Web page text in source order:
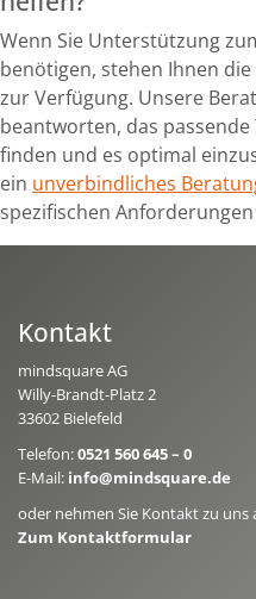
Wenn Sie Unterstützung
benötigen, stehen Ihnen
zur Verfügung. Unsere
beantworten, das
finden und es optimal
ein unverbindliches
spezifischen
Kontakt
mindsquare AG
Willy-Brandt-Platz 2
33602 Bielefeld
Telefon:0521 560 645 – 0
E-Mail: info@mindsquare.de
oder nehmen Sie Kontakt zu uns
Zum Kontaktformular